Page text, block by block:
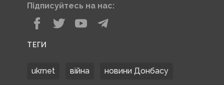
Підписуйтесь на нас:
ТЕГИ
ukrnet війна новини Донбасу